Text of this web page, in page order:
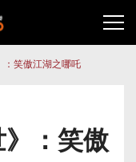
：笑傲江湖之哪吒
》：笑傲